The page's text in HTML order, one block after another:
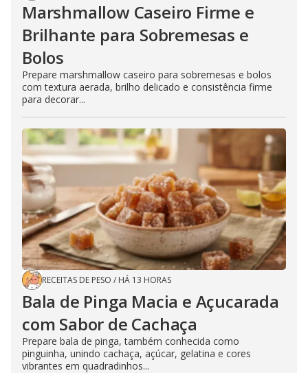
Marshmallow Caseiro Firme e
Brilhante para Sobremesas e
Bolos
Prepare marshmallow caseiro para sobremesas e bolos
com textura aerada, brilho delicado e consistência firme
para decorar...
RECEITAS DE PESO / HÁ 13 HORAS
Bala de Pinga Macia e Açucarada
com Sabor de Cachaça
Prepare bala de pinga, também conhecida como
pinguinha, unindo cachaça, açúcar, gelatina e cores
vibrantes em quadradinhos...